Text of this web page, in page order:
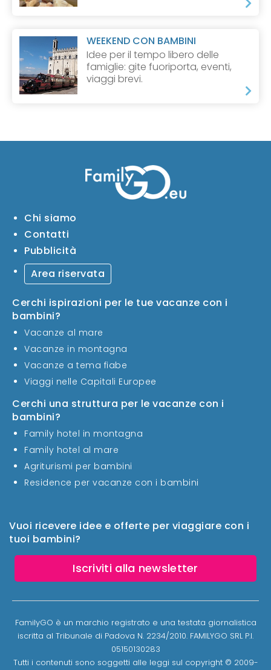
WEEKEND CON BAMBINI
Idee per il tempo libero delle
famiglie: gite fuoriporta, eventi,
viaggi brevi.
Vuoi ricevere idee e offerte per viaggiare con i
tuoi bambini?
Iscriviti alla newsletter
Chi siamo
Contatti
Pubblicità
Area riservata
Cerchi ispirazioni per le tue vacanze con i
bambini?
Vacanze al mare
Vacanze in montagna
Vacanze a tema fiabe
Viaggi nelle Capitali Europee
Cerchi una struttura per le vacanze con i
bambini?
Family hotel in montagna
Family hotel al mare
Agriturismi per bambini
Residence per vacanze con i bambini
FamilyGO è un marchio registrato e una testata giornalistica
iscritta al Tribunale di Padova N. 2234/2010. FAMILYGO SRL P.I.
05150130283
Tutti i contenuti sono soggetti alle leggi sul copyright © 2009-